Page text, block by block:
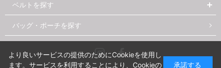
ベルトを探す
バッグ・ポーチを探す
InstagramFacebook
より良いサービスの提供のためにCookieを使用し
ます。サービスを利用することにより、Cookieの
承諾する